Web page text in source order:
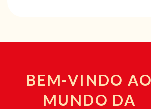
BEM-VINDO AO
MUNDO DA